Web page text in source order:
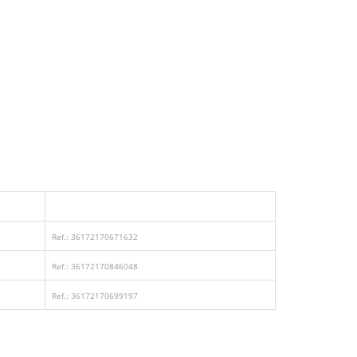
Ref.: 36172170671632
Ref.: 36172170846048
Ref.: 36172170699197